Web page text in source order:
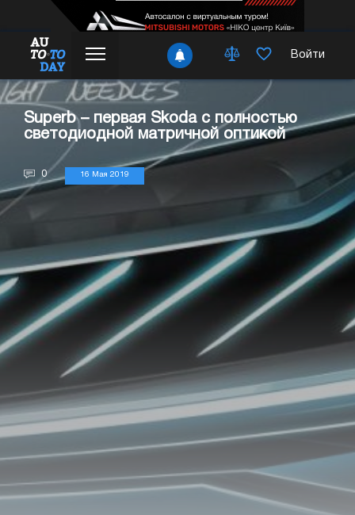
Войти
Superb – первая Skoda с полностью
светодиодной матричной оптикой
0 16 Мая 2019